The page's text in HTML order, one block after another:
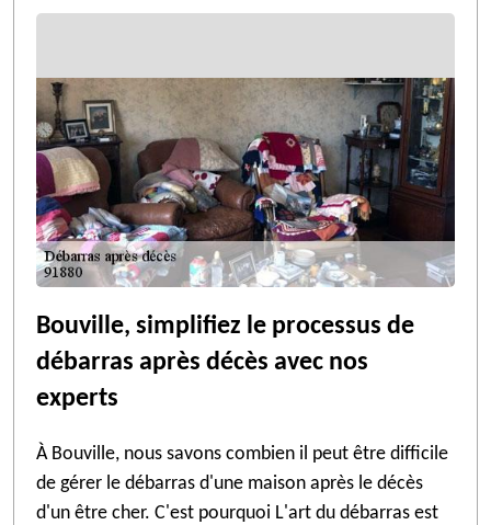
Bouville, simplifiez le processus de
débarras après décès avec nos
experts
À Bouville, nous savons combien il peut être difficile
de gérer le débarras d'une maison après le décès
d'un être cher. C'est pourquoi L'art du débarras est